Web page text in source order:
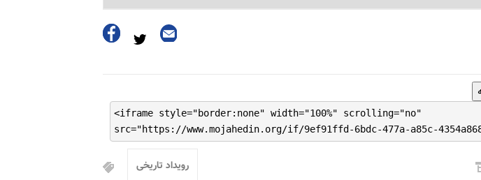
<iframe style="border:none" width="100%" scrolling="no"
src="https://www.mojahedin.org/if/9ef91ffd-6bdc-477a-a85c-
رویداد تاریخی